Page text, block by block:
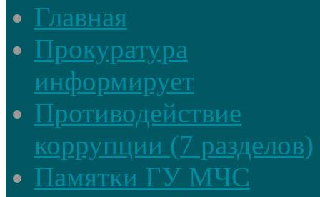
Главная
Прокуратура
информирует
Противодействие
коррупции (7 разделов)
Памятки ГУ МЧС